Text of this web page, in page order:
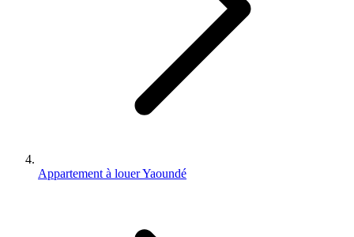
Appartement à louer Yaoundé